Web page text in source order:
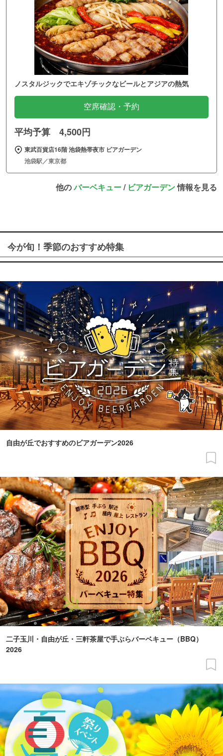
ノスタルジックでエキゾチックなビールとアジアの熱気
空席確認・予約
平均予算 4,500円
東武百貨店16階 池袋熱帯夜市 ビアガーデン
池袋駅／東京都
他のバーベキュー/ ビアガーデン情報を見る
今が旬！季節のおすすめ特集
自由が丘でおすすめのビアガーデン2026
二子玉川・自由が丘・三軒茶屋で手ぶらバーベキュー（BBQ）
2026